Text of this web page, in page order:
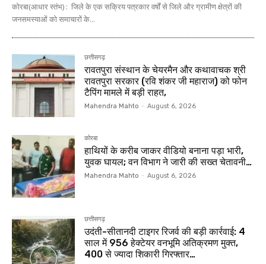
कोरबा(आधार स्तंभ) : जिले के एक सक्रिय पत्रकार वर्षों से जिले और ग्रामीण क्षेत्रों की
जनसमस्याओं को समाचारों के...
छत्तीसगढ़
रावतपुरा संस्थान के चेयरमैन और कथावाचक श्री
रावतपुरा सरकार (रवि शंकर जी महाराज) को फोन
टैपिंग मामले में बड़ी राहत,
Mahendra Mahto - August 6, 2026
कोरबा
हाथियों के करीब जाकर वीडियो बनाना पड़ा भारी,
युवक घायल; वन विभाग ने जारी की सख्त चेतावनी…
Mahendra Mahto - August 6, 2026
छत्तीसगढ़
उदंती-सीतानदी टाइगर रिजर्व की बड़ी कार्रवाई: 4
साल में 956 हेक्टेयर वनभूमि अतिक्रमण मुक्त,
400 से ज्यादा शिकारी गिरफ्तार…